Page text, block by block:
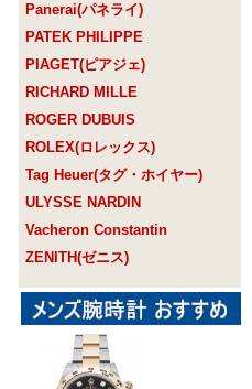
Panerai(パネライ)
PATEK PHILIPPE
PIAGET(ピアジェ)
RICHARD MILLE
ROGER DUBUIS
ROLEX(ロレックス)
Tag Heuer(タグ・ホイヤー)
ULYSSE NARDIN
Vacheron Constantin
ZENITH(ゼニス)